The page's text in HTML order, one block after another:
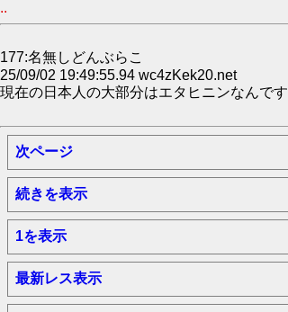
..
177:名無しどんぶらこ
25/09/02 19:49:55.94 wc4zKek20.net
現在の日本人の大部分はエタヒニンなんです
次ページ
続きを表示
1を表示
最新レス表示